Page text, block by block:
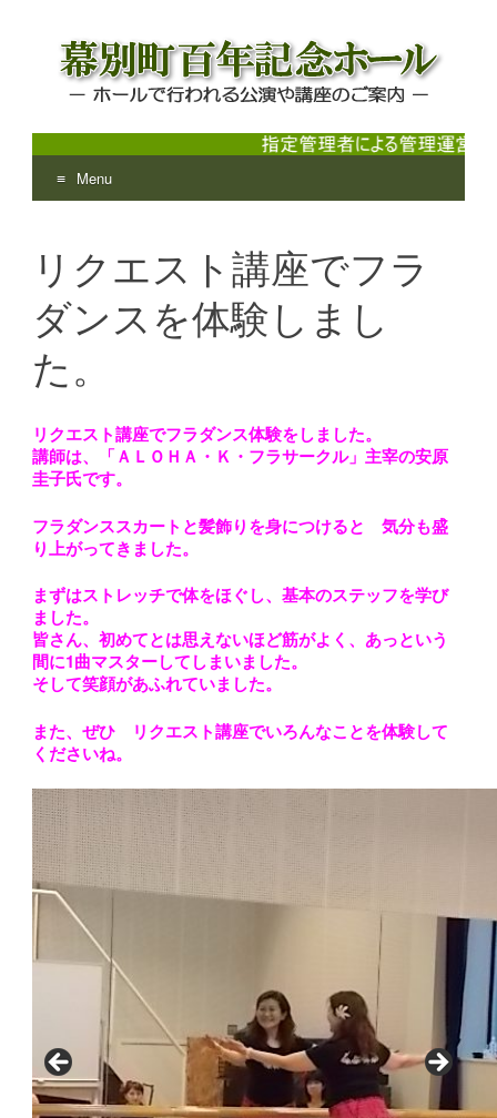
幕別町百年記念ホール
ホールで行われる公演や講座のご案内
Menu
content
リクエスト講座でフラ
ダンスを体験しまし
た。
リクエスト講座でフラダンス体験をしました。
講師は、「ＡＬＯＨＡ・Ｋ・フラサークル」主宰の安原
圭子氏です。
フラダンススカートと髪飾りを身につけると 気分も盛
り上がってきました。
まずはストレッチで体をほぐし、基本のステッフを学び
ました。
皆さん、初めてとは思えないほど筋がよく、あっという
間に1曲マスターしてしまいました。
そして笑顔があふれていました。
また、ぜひ リクエスト講座でいろんなことを体験して
くださいね。